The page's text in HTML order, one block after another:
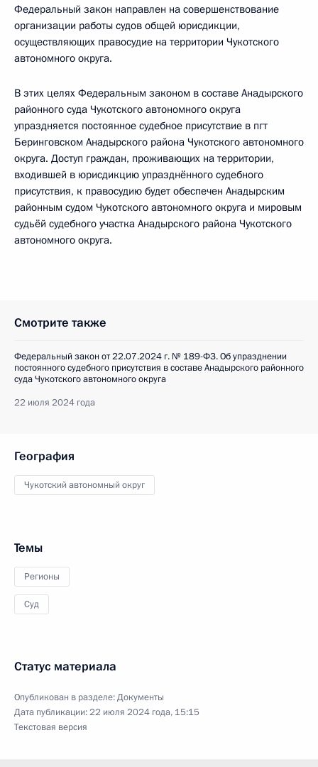
Федеральный закон направлен на совершенствование
организации работы судов общей юрисдикции,
осуществляющих правосудие на территории Чукотского
автономного округа.
В этих целях Федеральным законом в составе Анадырского
районного суда Чукотского автономного округа
упраздняется постоянное судебное присутствие в пгт
Беринговском Анадырского района Чукотского автономного
округа. Доступ граждан, проживающих на территории,
входившей в юрисдикцию упразднённого судебного
присутствия, к правосудию будет обеспечен Анадырским
районным судом Чукотского автономного округа и мировым
судьёй судебного участка Анадырского района Чукотского
автономного округа.
Смотрите также
Федеральный закон от 22.07.2024 г. № 189-ФЗ. Об упразднении
постоянного судебного присутствия в составе Анадырского районного
суда Чукотского автономного округа
22 июля 2024 года
География
Чукотский автономный округ
Темы
Регионы
Суд
Статус материала
Опубликован в разделе:Документы
Дата публикации:22 июля 2024 года, 15:15
Текстовая версия